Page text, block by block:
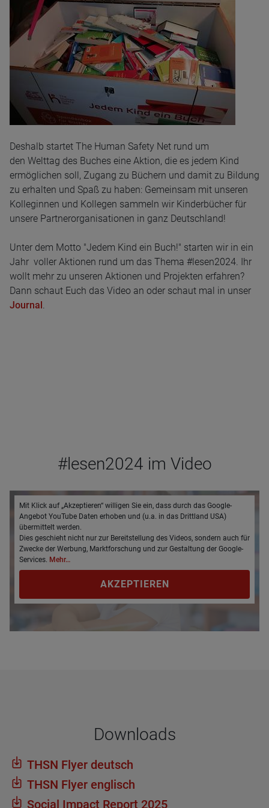
Deshalb startet The Human Safety Net rund um
den Welttag des Buches eine Aktion, die es jedem Kind
ermöglichen soll, Zugang zu Büchern und damit zu Bildung
zu erhalten und Spaß zu haben: Gemeinsam mit unseren
Kolleginnen und Kollegen sammeln wir Kinderbücher für
unsere Partnerorganisationen in ganz Deutschland!
Unter dem Motto "Jedem Kind ein Buch!" starten wir in ein
Jahr voller Aktionen rund um das Thema #lesen2024. Ihr
wollt mehr zu unseren Aktionen und Projekten erfahren?
Dann schaut Euch das Video an oder schaut mal in unser
Journal.
#lesen2024 im Video
Mit Klick auf „Akzeptieren“ willigen Sie ein, dass durch das Google-
Angebot YouTube Daten erhoben und (u.a. in das Drittland USA)
übermittelt werden.
Dies geschieht nicht nur zur Bereitstellung des Videos, sondern auch für
Zwecke der Werbung, Marktforschung und zur Gestaltung der Google-
Services. Mehr…
AKZEPTIEREN
Dow­n­loads
THSN Flyer deutsch
THSN Flyer eng­lisch
Social Impact Report 2025